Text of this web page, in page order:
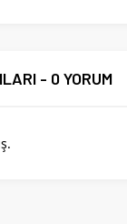
- 0 YORUM